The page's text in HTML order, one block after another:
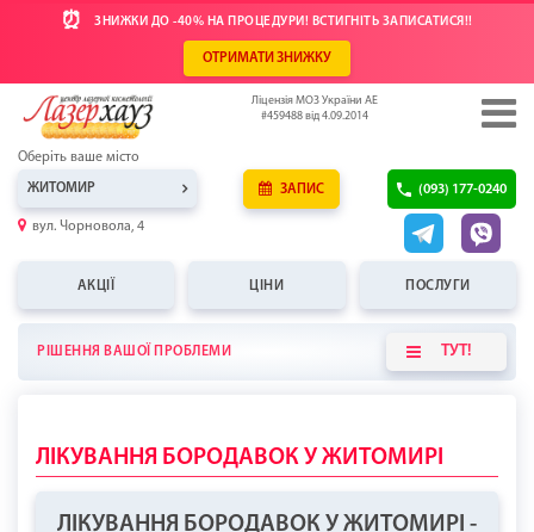
⏰ ЗНИЖКИ ДО -40% НА ПРОЦЕДУРИ! ВСТИГНІТЬ ЗАПИСАТИСЯ!!
ОТРИМАТИ ЗНИЖКУ
Ліцензія МОЗ України АЕ
#459488 від 4.09.2014
Оберіть ваше місто
ЖИТОМИР
вул. Чорновола, 4
ЗАПИС (093) 177-0240
АКЦІЇ ЦІНИ ПОСЛУГИ
РІШЕННЯ ВАШОЇ ПРОБЛЕМИ ТУТ!
ЛІКУВАННЯ БОРОДАВОК У ЖИТОМИРІ
ЛІКУВАННЯ БОРОДАВОК У ЖИТОМИРІ -